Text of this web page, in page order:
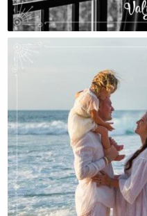
Как Работают